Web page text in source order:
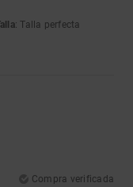
: Talla perfecta
Compra verificada